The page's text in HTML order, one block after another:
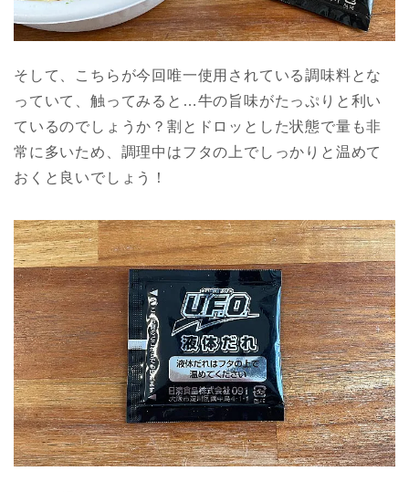
そして、こちらが今回唯一使用されている調味料とな
っていて、触ってみると…牛の旨味がたっぷりと利い
ているのでしょうか？割とドロッとした状態で量も非
常に多いため、調理中はフタの上でしっかりと温めて
おくと良いでしょう！